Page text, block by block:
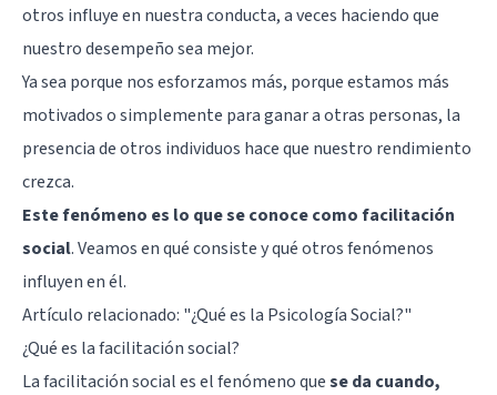
otros influye en nuestra conducta, a veces haciendo que
nuestro desempeño sea mejor.
Ya sea porque nos esforzamos más, porque estamos más
motivados o simplemente para ganar a otras personas, la
presencia de otros individuos hace que nuestro rendimiento
crezca.
Este fenómeno es lo que se conoce como facilitación
social. Veamos en qué consiste y qué otros fenómenos
influyen en él.
Artículo relacionado: "¿Qué es la Psicología Social?"
¿Qué es la facilitación social?
La facilitación social es el fenómeno quese da cuando,